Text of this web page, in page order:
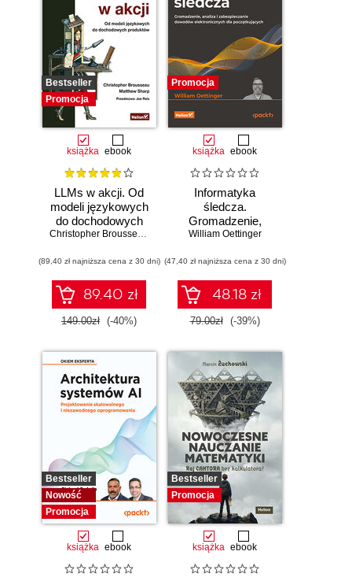
Bestseller
Promocja
książka ebook
LLMs w akcji. Od
modeli językowych
do dochodowych
produktów
Christopher Brousseau Matt Sharp
(89,40 zł najniższa cena z 30 dni)
89.40 zł
149.00zł (-40%)
Promocja
książka ebook
Informatyka
śledcza.
Gromadzenie,
analiza i
dowodów
elektronicznych dla
początkujących.
Wydanie II
William Oettinger
(47,40 zł najniższa cena z 30 dni)
48.18 zł
79.00zł (-39%)
Bestseller
Nowość
Promocja
książka ebook
Bestseller
Promocja
książka ebook